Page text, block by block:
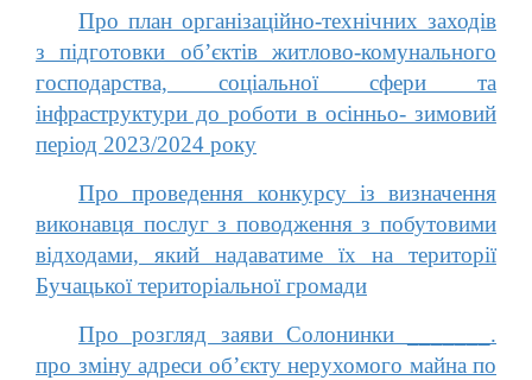
Про план організаційно-технічних заходів
з підготовки об’єктів житлово-комунального
господарства, соціальної сфери та
інфраструктури до роботи в осінньо- зимовий
період 2023/2024 року
Про проведення конкурсу із визначення
виконавця послуг з поводження з побутовими
відходами, який надаватиме їх на території
Бучацької територіальної громади
Про розгляд заяви Солонинки _______.
про зміну адреси об’єкту нерухомого майна по